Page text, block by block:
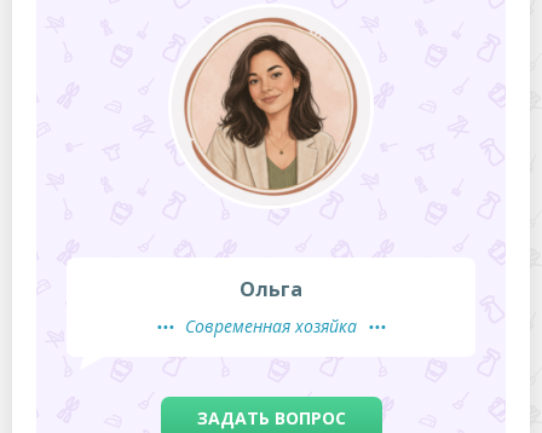
Ольга
Современная хозяйка
ЗАДАТЬ ВОПРОС